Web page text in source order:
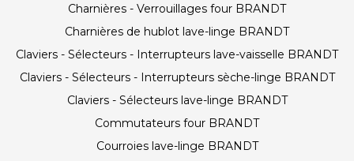
Charnières - Verrouillages four BRANDT
Charnières de hublot lave-linge BRANDT
Claviers - Sélecteurs - Interrupteurs lave-vaisselle BRANDT
Claviers - Sélecteurs - Interrupteurs sèche-linge BRANDT
Claviers - Sélecteurs lave-linge BRANDT
Commutateurs four BRANDT
Courroies lave-linge BRANDT